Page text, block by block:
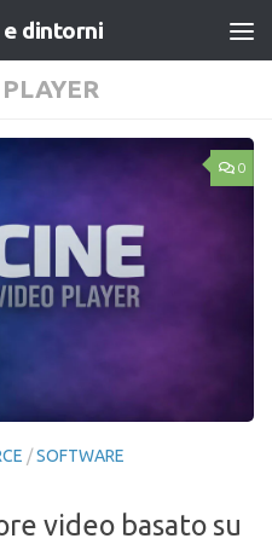
dintorni
0
/SOFTWARE
video basato su